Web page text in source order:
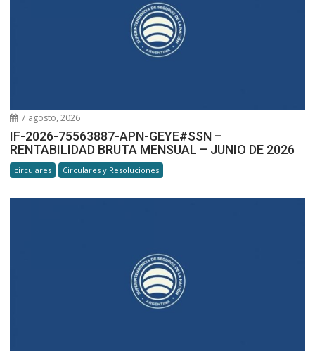
7 agosto, 2026
IF-2026-75563887-APN-GEYE#SSN –
RENTABILIDAD BRUTA MENSUAL – JUNIO DE 2026
circulares Circulares y Resoluciones